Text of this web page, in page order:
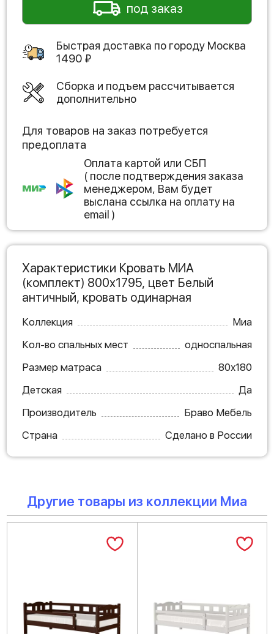
под заказ
Быстрая доставка по городу Москва
1490 ₽
Сборка и подъем рассчитывается
дополнительно
Для товаров на заказ потребуется
предоплата
Оплата картой или СБП
( после подтверждения заказа
менеджером, Вам будет
выслана ссылка на оплату на
email )
Характеристики Кровать МИА
(комплект) 800х1795, цвет Белый
античный, кровать одинарная
Коллекция
Миа
Кол-во спальных мест
односпальная
Размер матраса
80х180
Детская
Да
Производитель
Браво Мебель
Страна
Сделано в России
Другие товары из коллекции Миа